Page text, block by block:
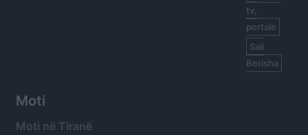
tv,
portale
Sali
Berisha
Moti
Moti në Tiranë